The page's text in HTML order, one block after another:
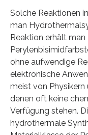
Solche Reaktionen
man
Reaktion erhält
ohne aufwendige
elektronische
meist von Physikern
denen oft keine
Verfügung stehen.
hydrothermale